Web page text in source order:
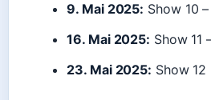
9. Mai 2025: Show 10
16. Mai 2025: Show 11
23. Mai 2025: Show